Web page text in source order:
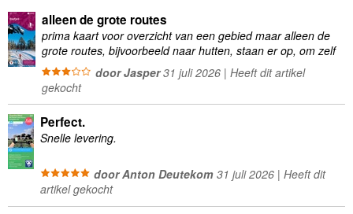
alleen de grote routes
prima kaart voor overzicht van een gebied maar alleen de
grote routes, bijvoorbeeld naar hutten, staan er op, om zelf
wandelingen te plannen minder geschikt
door Jasper31 juli 2026 | Heeft dit artikel
gekocht
Perfect.
Snelle levering.
door Anton Deutekom31 juli 2026 | Heeft dit
artikel gekocht